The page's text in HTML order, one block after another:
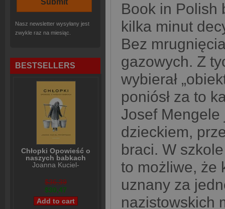
Nasz newsletter wysyłany jest
zwykle raz na miesiąc.
BESTSELLERS
Chłopki Opowieść o
naszych babkach
Joanna Kuciel-
$36,39
$30,47
Book in Polish
kilka minut
Bez
gazowych. Z
wybierał
poniósł za to
Josef
dzieckiem,
braci. W
to możliwe, że
uznany za
nazistowskich